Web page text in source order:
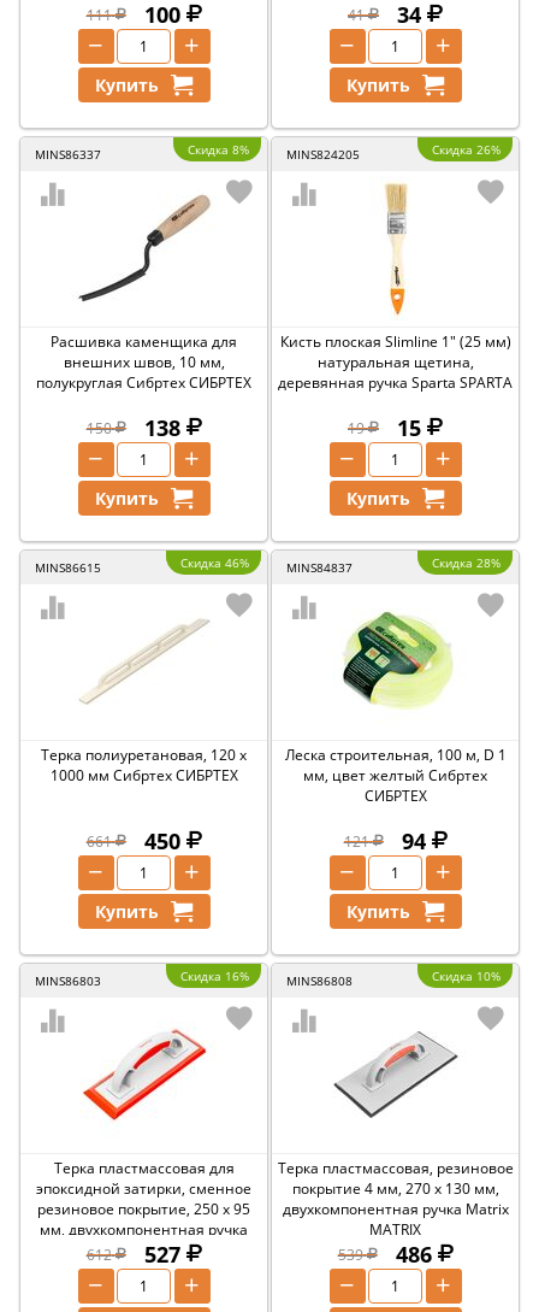
111 100
+
−
Купить
41 34
+
−
Купить
MINS86337 Скидка 8%
Расшивка каменщика для
внешних швов, 10 мм,
полукруглая Сибртех СИБРТЕХ
150 138
+
−
Купить
MINS824205 Скидка 26%
Кисть плоская Slimline 1" (25 мм)
натуральная щетина,
деревянная ручка Sparta SPARTA
19 15
+
−
Купить
MINS86615 Скидка 46%
Терка полиуретановая, 120 х
1000 мм Сибртех СИБРТЕХ
661 450
+
−
Купить
MINS84837 Скидка 28%
Леска строительная, 100 м, D 1
мм, цвет желтый Сибртех
СИБРТЕХ
121 94
+
−
Купить
MINS86803 Скидка 16%
Терка пластмассовая для
эпоксидной затирки, сменное
резиновое покрытие, 250 x 95
мм, двухкомпонентная ручка
Matrix MATRIX
612 527
+
−
MINS86808 Скидка 10%
Терка пластмассовая, резиновое
покрытие 4 мм, 270 x 130 мм,
двухкомпонентная ручка Matrix
MATRIX
539
486
+
−